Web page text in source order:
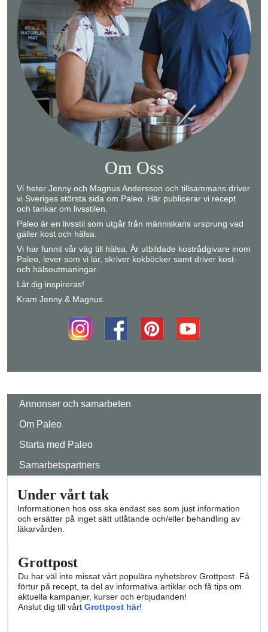
Om Oss
Vi heter Jenny och Magnus Andersson och tillsammans driver
vi Sveriges största sida om Paleo. Här publicerar vi recept
och tankar om livsstilen.
Paleo är en livsstil som utgår från människans ursprung vad
gäller kost och hälsa.
Vi har funnit vår väg till hälsa. Är utbildade kostrådgivare inom
Paleo, lever som vi lär, skriver kokböcker samt driver kost-
och hälsoutmaningar.
Låt dig inspireras!
Kram Jenny & Magnus
Annonser och samarbeten
Om Paleo
Starta med Paleo
Samarbetspartners
Under vårt tak
Informationen hos oss ska endast ses som just information
och ersätter på inget sätt utlåtande och/eller behandling av
läkarvården.
Grottpost
Du har väl inte missat vårt populära nyhetsbrev Grottpost. Få
förtur på recept, ta del av informativa artiklar och få tips om
aktuella kampanjer, kurser och erbjudanden!
Anslut dig till vårt Grottpost här!